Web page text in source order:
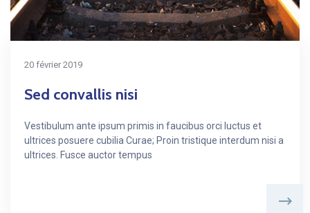
20 février 2019
Sed convallis nisi
Vestibulum ante ipsum primis in faucibus orci luctus et
ultrices posuere cubilia Curae; Proin tristique interdum nisi a
ultrices. Fusce auctor tempus